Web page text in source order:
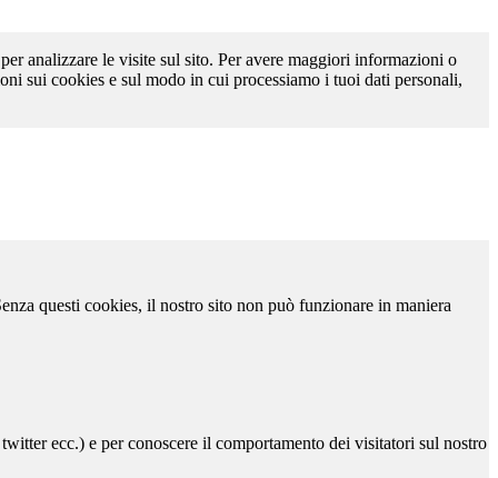
analizzare le visite sul sito. Per avere maggiori informazioni o
sui cookies e sul modo in cui processiamo i tuoi dati personali,
questi cookies, il nostro sito non può funzionare in maniera
ecc.) e per conoscere il comportamento dei visitatori sul nostro